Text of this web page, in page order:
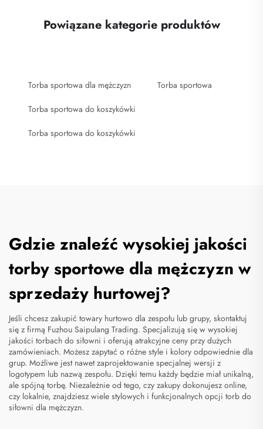
Powiązane kategorie produktów
Torba sportowa dla mężczyzn Torba sportowa
Torba sportowa do koszykówki
Torba sportowa do koszykówki
Gdzie znaleźć wysokiej jakości
torby sportowe dla mężczyzn w
sprzedaży hurtowej?
Jeśli chcesz zakupić towary hurtowo dla zespołu lub grupy, skontaktuj
się z firmą Fuzhou Saipulang Trading. Specjalizują się w wysokiej
jakości torbach do siłowni i oferują atrakcyjne ceny przy dużych
zamówieniach. Możesz zapytać o różne style i kolory odpowiednie dla
grup. Możliwe jest nawet zaprojektowanie specjalnej wersji z
logotypem lub nazwą zespołu. Dzięki temu każdy będzie miał unikalną,
ale spójną torbę. Niezależnie od tego, czy zakupy dokonujesz online,
czy lokalnie, znajdziesz wiele stylowych i funkcjonalnych opcji torb do
siłowni dla mężczyzn.